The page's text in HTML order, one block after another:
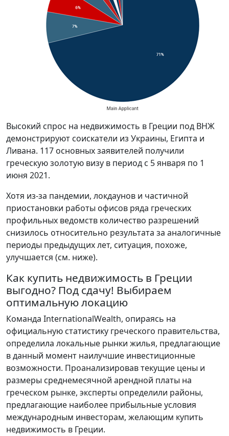
Высокий спрос на недвижимость в Греции под ВНЖ
демонстрируют соискатели из Украины, Египта и
Ливана. 117 основных заявителей получили
греческую золотую визу в период с 5 января по 1
июня 2021.
Хотя из-за пандемии, локдаунов и частичной
приостановки работы офисов ряда греческих
профильных ведомств количество разрешений
снизилось относительно результата за аналогичные
периоды предыдущих лет, ситуация, похоже,
улучшается (см. ниже).
Как купить недвижимость в Греции
выгодно? Под сдачу! Выбираем
оптимальную локацию
Команда InternationalWealth, опираясь на
официальную статистику греческого правительства,
определила локальные рынки жилья, предлагающие
в данный момент наилучшие инвестиционные
возможности. Проанализировав текущие цены и
размеры среднемесячной арендной платы на
греческом рынке, эксперты определили районы,
предлагающие наиболее прибыльные условия
международным инвесторам, желающим купить
недвижимость в Греции.